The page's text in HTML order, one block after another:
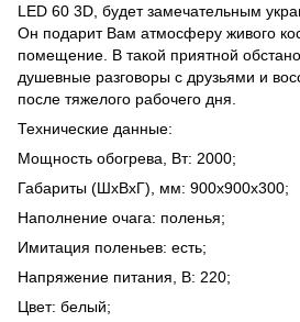
LED 60 3D, будет замечательным
Он подарит Вам атмосферу живого
помещение. В такой приятной
душевные разговоры с друзьями и
после тяжелого рабочего дня.
Технические данные:
Мощность обогрева, Вт: 2000;
Габариты (ШхВхГ), мм: 900х900х300;
Наполнение очага: поленья;
Имитация поленьев: есть;
Напряжение питания, В: 220;
Цвет: белый;